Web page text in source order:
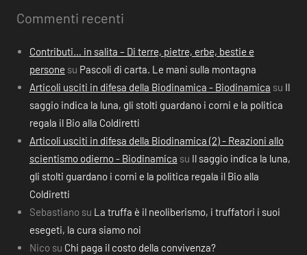
Commenti recenti
Contributi… in salita – Di terre, pietre, erbe, bestie e
persone su Pascoli di carta. Le mani sulla montagna
Articoli usciti in difesa della Biodinamica - Biodinamica su Il
saggio indica la luna, gli stolti guardano i corni e la politica
regala il Bio alla Coldiretti
Articoli usciti in difesa della Biodinamica (2) - Reazioni allo
scientismo odierno - Biodinamica su Il saggio indica la luna,
gli stolti guardano i corni e la politica regala il Bio alla
Coldiretti
Sebastiano su La truffa è il neoliberismo, i truffatori i suoi
esegeti, la cura siamo noi
Nico su Chi paga il costo della convivenza?